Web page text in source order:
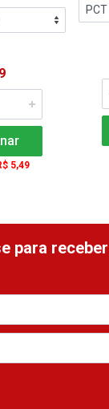
5,49
para